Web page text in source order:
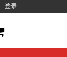
登录